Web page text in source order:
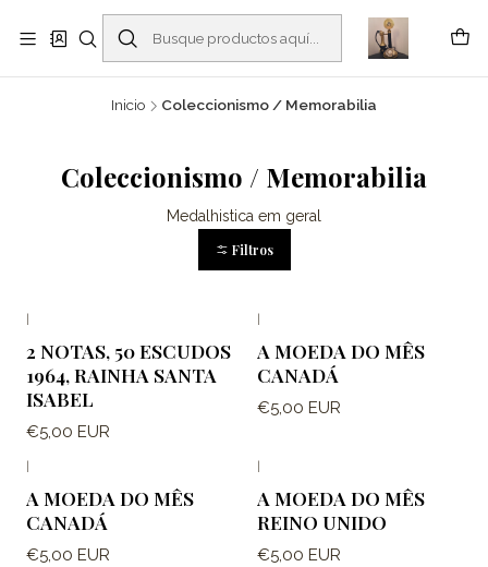
Buscantiguidades - Leilões. Colecionismo e antiguidades em Viana do
Castelo -
Leer más
Inicio Coleccionismo / Memorabilia
Coleccionismo / Memorabilia
Medalhistica em geral
Filtros
|
2 NOTAS, 50 ESCUDOS
1964, RAINHA SANTA
ISABEL
€5,00 EUR
|
A MOEDA DO MÊS
CANADÁ
€5,00 EUR
A MOEDA DO MÊS
CANADÁ
€5,00 EUR
A MOEDA DO MÊS
REINO UNIDO
€5,00 EUR